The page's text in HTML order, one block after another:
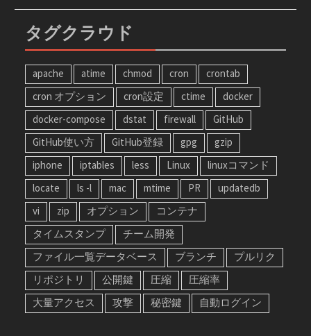
タグクラウド
apache atime chmod cron
crontab
cron オプション
cron設定 ctime
docker
docker-compose
dstat firewall
GitHub
GitHub使い方
GitHub登録 gpg
gzip
iphone
iptables less Linux
linuxコマンド
locate
ls -l mac mtime PR
updatedb
vi
zip オプション
コンテナ
タイムスタンプ
チーム開発
ファイル一覧データベース
ブランチ
プルリク
リポジトリ
公開鍵 圧縮
圧縮率
大量アクセス
攻撃 秘密鍵 自動ログイン